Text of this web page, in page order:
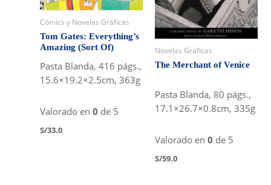
Cómics y Novelas Gráficas
Tom Gates: Everything’s
Amazing (Sort Of)
Pasta Blanda, 416 págs.,
15.6×19.2×2.5cm, 363g
Valorado en0 de 5
S/33.0
Novelas Gráficas
The Merchant of Venice
Pasta Blanda, 80 págs.,
17.1×26.7×0.8cm, 335g
Valorado en 0 de 5
S/59.0